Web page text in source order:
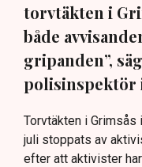
torvtäkten i
både
gripanden”,
polisinspektör
Torvtäkten i Grimsås
juli stoppats av
efter att aktivister